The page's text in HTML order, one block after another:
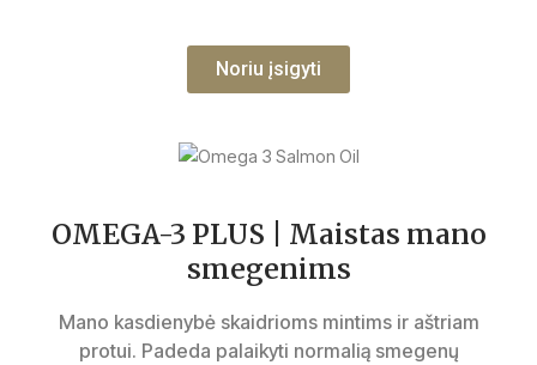
Noriu įsigyti
OMEGA-3 PLUS | Maistas mano
smegenims
Mano kasdienybė skaidrioms mintims ir aštriam
protui. Padeda palaikyti normalią smegenų